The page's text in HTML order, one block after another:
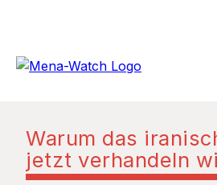
Warum das
jetzt verhandeln